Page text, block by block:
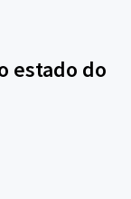
estado do